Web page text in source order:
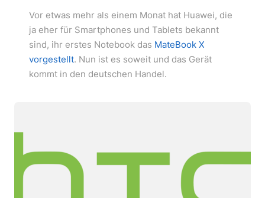
Vor etwas mehr als einem Monat hat Huawei, die
ja eher für Smartphones und Tablets bekannt
sind, ihr erstes Notebook das MateBook X
vorgestellt. Nun ist es soweit und das Gerät
kommt in den deutschen Handel.